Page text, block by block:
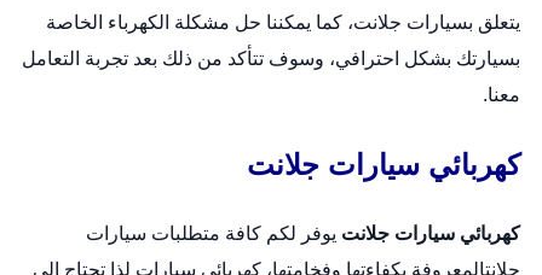
يتعلق بسيارات جلانت، كما يمكننا حل مشكلة الكهرباء الخاصة
بسيارتك بشكل احترافي، وسوف تتأكد من ذلك بعد تجربة التعامل
معنا.
كهربائي سيارات جلانت
كهربائي سيارات جلانت يوفر لكم كافة متطلبات سيارات
جلانتالمعروفة بكفاءتها وفخامتها، كهربائي سيارات لذا تحتاج إلى